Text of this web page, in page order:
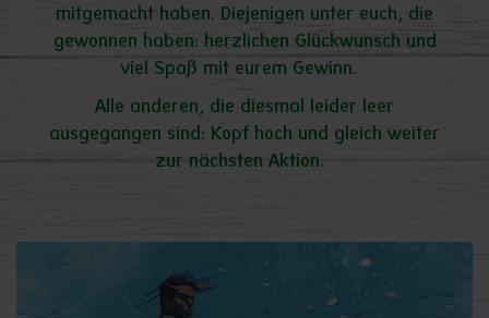
mitgemacht haben. Diejenigen unter euch, die
gewonnen haben: herzlichen Glückwunsch und
viel Spaß mit eurem Gewinn.
Alle anderen, die diesmal leider leer
ausgegangen sind: Kopf hoch und gleich weiter
zur nächsten Aktion.